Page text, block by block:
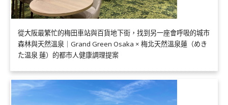
從大阪最繁忙的梅田車站與百貨地下街，找到另一座會呼吸的城市
森林與天然溫泉｜Grand Green Osaka × 梅北天然溫泉蓮（めき
た温泉 蓮）的都市人健康調理提案